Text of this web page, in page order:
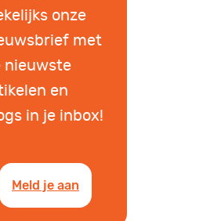
onze
met
nieuwste
en
in je inbox!
Meld je aan